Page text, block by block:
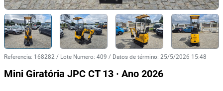
Referencia: 168282 / Lote Numero: 409 / Datos de término: 25/5/2026 15:48
Mini Giratória JPC CT 13 · Ano 2026